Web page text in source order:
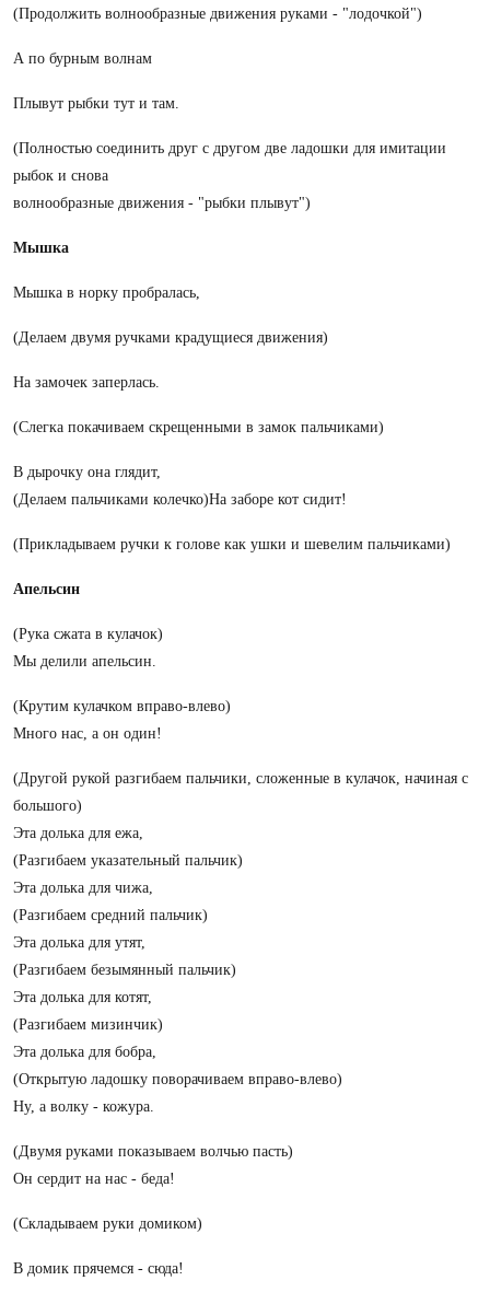
(Продолжить волнообразные движения руками - "лодочкой")
А по бурным волнам
Плывут рыбки тут и там.
(Полностью соединить друг с другом две ладошки для имитации
рыбок и снова
волнообразные движения - "рыбки плывут")
Мышка
Мышка в норку пробралась,
(Делаем двумя ручками крадущиеся движения)
На замочек заперлась.
(Слегка покачиваем скрещенными в замок пальчиками)
В дырочку она глядит,
(Делаем пальчиками колечко)На заборе кот сидит!
(Прикладываем ручки к голове как ушки и шевелим пальчиками)
Апельсин
(Рука сжата в кулачок)
Мы делили апельсин.
(Крутим кулачком вправо-влево)
Много нас, а он один!
(Другой рукой разгибаем пальчики, сложенные в кулачок, начиная с
большого)
Эта долька для ежа,
(Разгибаем указательный пальчик)
Эта долька для чижа,
(Разгибаем средний пальчик)
Эта долька для утят,
(Разгибаем безымянный пальчик)
Эта долька для котят,
(Разгибаем мизинчик)
Эта долька для бобра,
(Открытую ладошку поворачиваем вправо-влево)
Ну, а волку - кожура.
(Двумя руками показываем волчью пасть)
Он сердит на нас - беда!
(Складываем руки домиком)
В домик прячемся - сюда!